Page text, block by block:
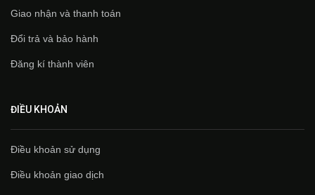
Giao nhận và thanh toán
Đổi trả và bảo hành
Đăng kí thành viên
ĐIỀU KHOẢN
Điều khoản sử dụng
Điều khoản giao dịch